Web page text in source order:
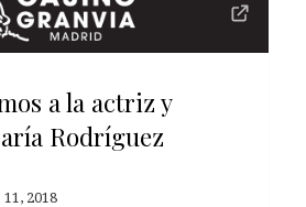
a la actriz y
Rodríguez
2018